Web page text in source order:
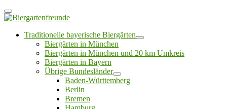
Traditionelle bayerische Biergärten
Biergärten in München
Biergärten in München und 20 km Umkreis
Biergärten in Bayern
Übrige Bundesländer
Baden-Württemberg
Berlin
Bremen